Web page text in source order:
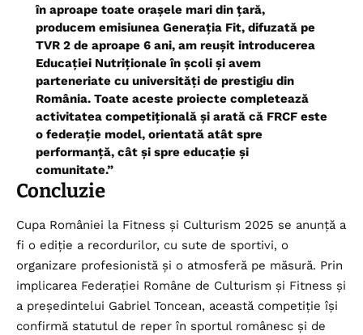
în aproape toate orașele mari din țară,
producem emisiunea Generația Fit, difuzată pe
TVR 2 de aproape 6 ani, am reușit introducerea
Educației Nutriționale în școli și avem
parteneriate cu universități de prestigiu din
România. Toate aceste proiecte completează
activitatea competițională și arată că FRCF este
o federație model, orientată atât spre
performanță, cât și spre educație și
comunitate.”
Concluzie
Cupa României la Fitness și Culturism 2025 se anunță a
fi o ediție a recordurilor, cu sute de sportivi, o
organizare profesionistă și o atmosferă pe măsură. Prin
implicarea Federației Române de Culturism și Fitness și
a președintelui Gabriel Toncean, această competiție își
confirmă statutul de reper în sportul românesc și de